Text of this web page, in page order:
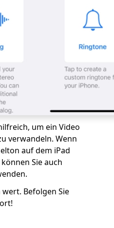
um ein Video
verwandeln. Wenn
auf dem iPad
Sie auch
wert. Befolgen Sie